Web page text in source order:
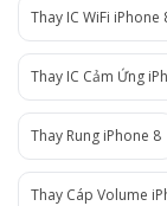
Thay IC WiFi iPhone
Thay IC Cảm Ứng
Thay Rung iPhone 8
Thay Cáp Volume